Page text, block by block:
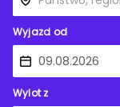
Wyjazd od
Wylot z